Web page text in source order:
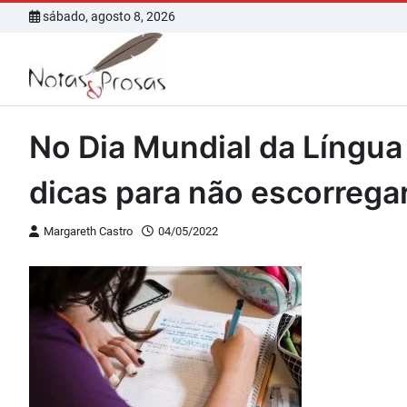
sábado, agosto 8, 2026
No Dia Mundial da
dicas para não
Margareth Castro 04/05/2022